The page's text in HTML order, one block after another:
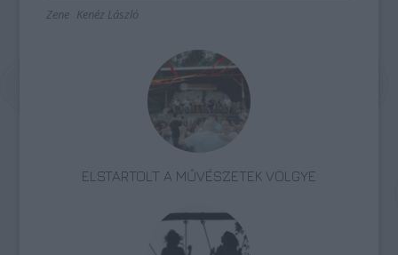
Zene Kenéz László
ELSTARTOLT A MŰVÉSZETEK VÖLGYE